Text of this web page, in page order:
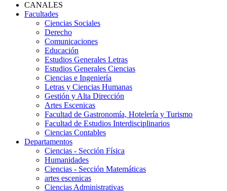
CANALES
Facultades
Ciencias Sociales
Derecho
Comunicaciones
Educación
Estudios Generales Letras
Estudios Generales Ciencias
Ciencias e Ingeniería
Letras y Ciencias Humanas
Gestión y Alta Dirección
Artes Escenicas
Facultad de Gastronomía, Hotelería y Turismo
Facultad de Estudios Interdisciplinarios
Ciencias Contables
Departamentos
Ciencias - Sección Física
Humanidades
Ciencias - Sección Matemáticas
artes escenicas
Ciencias Administrativas